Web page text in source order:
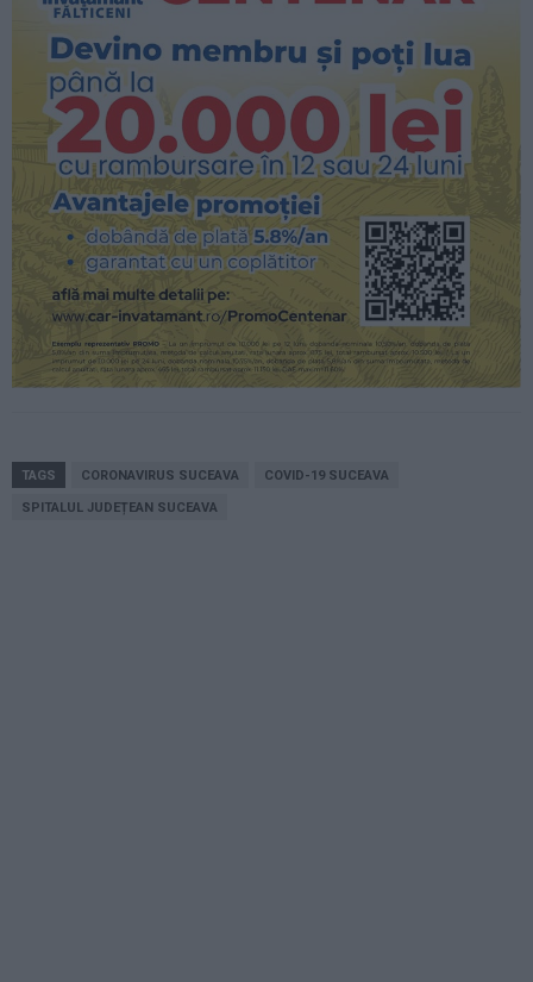
TAGS CORONAVIRUS SUCEAVA COVID-19 SUCEAVA
SPITALUL JUDEȚEAN SUCEAVA